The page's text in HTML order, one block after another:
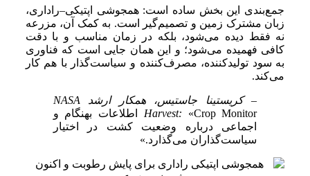
جمع‌بندی این بخش ساده است: همجوشی اپتیکی–راداری،
زبان مشترک زمین و تصمیم‌گیر است. به کمک آن، مزرعه
نه فقط دیده می‌شود، بلکه در زمان مناسب و با دقت
کافی فهمیده می‌شود؛ و این همان جایی است که فناوری
به سود تولیدکننده، مصرف‌کننده و سیاست‌گذار با هم کار
می‌کند.
– کریستینا جاستیس، همکار ارشد NASA
Harvest: «Crop Monitor اطلاعات بهنگام و
اجماعی درباره وضعیت کشت در اختیار
سیاست‌گذاران می‌گذارد.»